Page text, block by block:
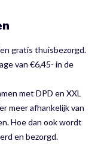
gratis thuisbezorgd.
van €6,45- in de
met DPD en XXL
meer afhankelijk van
Hoe dan ook wordt
en bezorgd.